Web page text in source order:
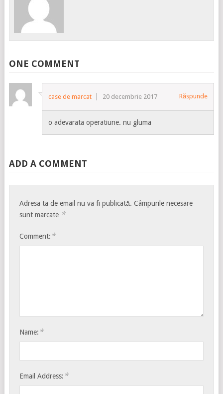
ONE COMMENT
case de marcat 20 decembrie 2017 Răspunde
o adevarata operatiune. nu gluma
ADD A COMMENT
Adresa ta de email nu va fi publicată. Câmpurile necesare
sunt marcate *
Comment: *
Name: *
Email Address: *